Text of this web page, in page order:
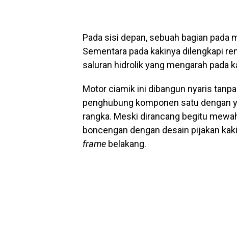
Pada sisi depan, sebuah bagian pada
Sementara pada kakinya dilengkapi
saluran hidrolik yang mengarah pada
Motor ciamik ini dibangun nyaris
penghubung komponen satu dengan
rangka. Meski dirancang begitu
boncengan dengan desain pijakan
frame belakang.